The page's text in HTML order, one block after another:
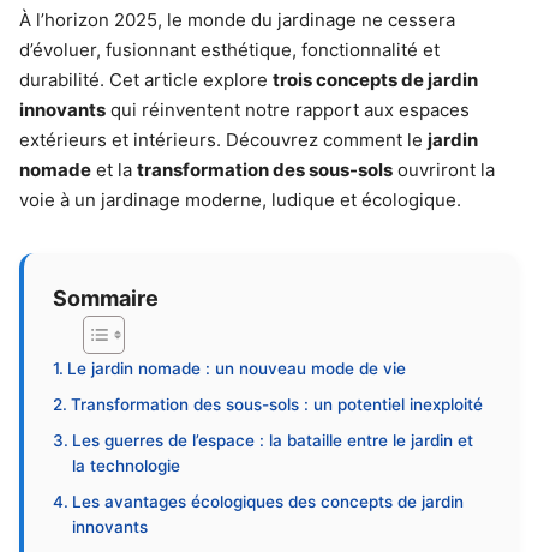
À l’horizon 2025, le monde du jardinage ne cessera
d’évoluer, fusionnant esthétique, fonctionnalité et
durabilité. Cet article explore trois concepts de jardin
innovants qui réinventent notre rapport aux espaces
extérieurs et intérieurs. Découvrez comment le jardin
nomade et la transformation des sous-sols ouvriront la
voie à un jardinage moderne, ludique et écologique.
Sommaire
Le jardin nomade : un nouveau mode de vie
Transformation des sous-sols : un potentiel inexploité
Les guerres de l’espace : la bataille entre le jardin et
la technologie
Les avantages écologiques des concepts de jardin
innovants